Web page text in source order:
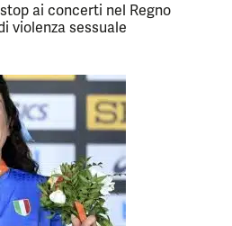
ai concerti nel Regno
violenza sessuale